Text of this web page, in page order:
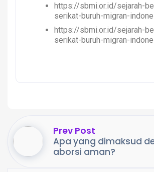
https://sbmi.or.id/sejarah-
serikat-buruh-migran-
https://sbmi.or.id/sejarah-
serikat-buruh-migran-
Prev Post
Apa yang dimaksud
aborsi aman?